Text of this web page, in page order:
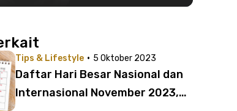
Tips & Lifestyle · 5 Oktober 2023
Daftar Hari Besar Nasional dan
Internasional November 2023,